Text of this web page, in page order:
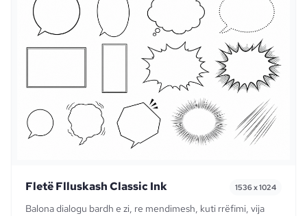
Fletë Flluskash Classic Ink 1536 x 1024
Balona dialogu bardh e zi, re mendimesh, kuti rrëfimi, vija